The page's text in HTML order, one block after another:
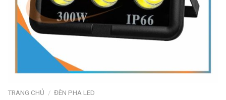
TRANG CHỦ / ĐÈN PHA LED